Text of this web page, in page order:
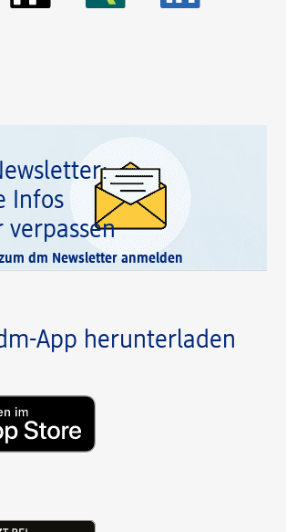
Infos
verpassen
dm Newsletter anmelden
App herunterladen